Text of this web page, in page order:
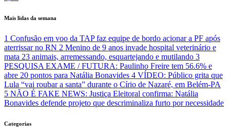
Mais lidas da semana
1 Confusão em voo da TAP faz equipe de bordo acionar a PF após
aterrissar no RN 2 Menino de 9 anos invade hospital veterinário e
mata 23 animais, arremessando, esquartejando e mutilando 3
PESQUISA EXAME / FUTURA: Paulinho Freire tem 56.6% e
abre 20 pontos para Natália Bonavides 4 VÍDEO: Público grita que
Lula “vai roubar a santa” durante o Círio de Nazaré, em Belém-PA
5 NÃO É FAKE NEWS: Justiça Eleitoral confirma: Natália
Bonavides defende projeto que descriminaliza furto por necessidade
Categorias